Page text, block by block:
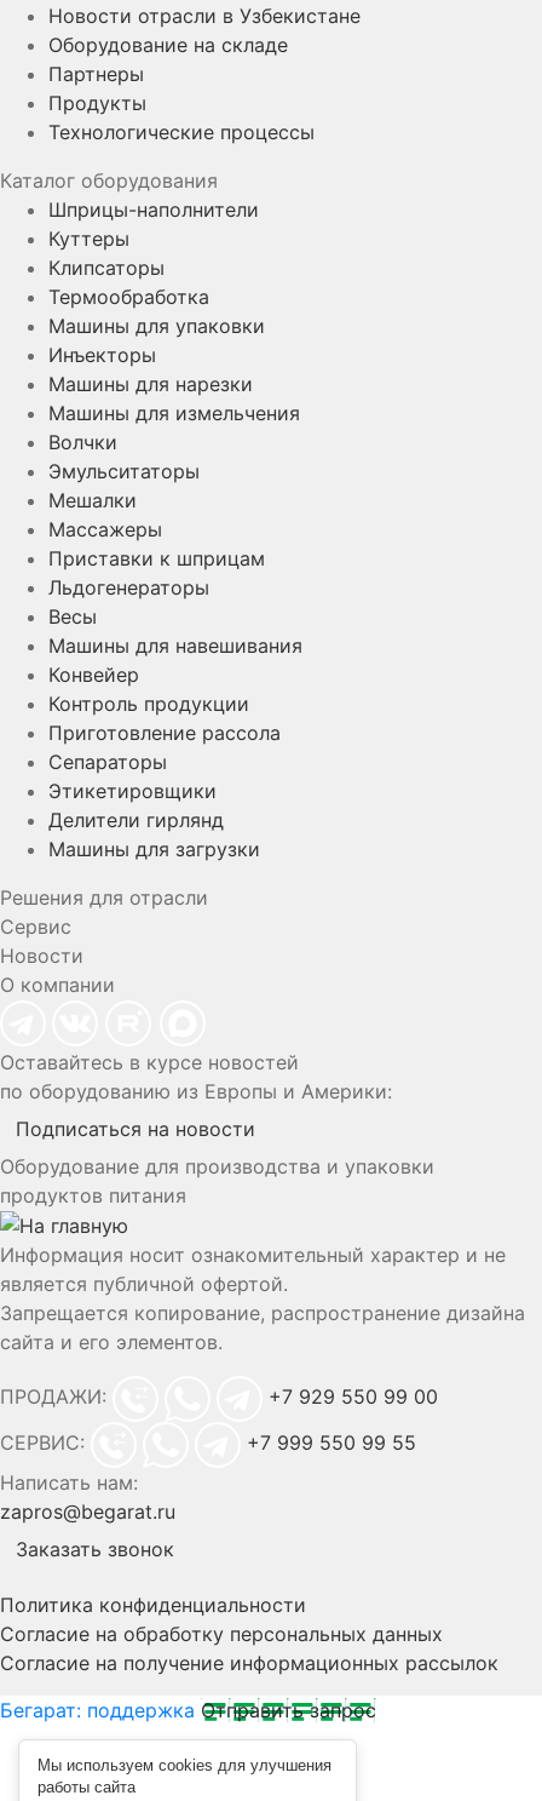
Мы используем cookies для улучшения
работы сайта
Новости отрасли в Узбекистане
Оборудование на складе
Партнеры
Продукты
Технологические процессы
Каталог оборудования
Шприцы-наполнители
Куттеры
Клипсаторы
Термообработка
Машины для упаковки
Инъекторы
Машины для нарезки
Машины для измельчения
Волчки
Эмульситаторы
Мешалки
Массажеры
Приставки к шприцам
Льдогенераторы
Весы
Машины для навешивания
Конвейер
Контроль продукции
Приготовление рассола
Сепараторы
Этикетировщики
Делители гирлянд
Машины для загрузки
Решения для отрасли
Сервис
Новости
О компании
Оставайтесь в курсе новостей
по оборудованию из Европы и Америки:
Подписаться на новости
Оборудование для производства и упаковки
продуктов питания
Информация носит ознакомительный характер и не
является публичной офертой.
Запрещается копирование, распространение дизайна
сайта и его элементов.
ПРОДАЖИ:
+7 929 550 99 00
СЕРВИС:
+7 999 550 99 55
Написать нам:
zapros@begarat.ru
Заказать звонок
Политика конфиденциальности
Согласие на обработку персональных данных
Согласие на получение информационных рассылок
Бегарат: поддержка Отправить запрос